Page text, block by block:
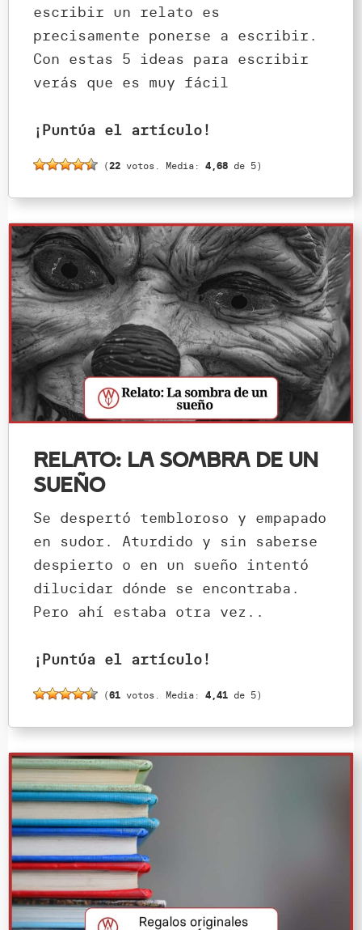
escribir un relato es
precisamente ponerse a escribir.
Con estas 5 ideas para escribir
verás que es muy fácil
¡Puntúa el artículo!
(22 votos. Media: 4,68 de 5)
Relato: La Sombra de un
Sueño
Se despertó tembloroso y empapado
en sudor. Aturdido y sin saberse
despierto o en un sueño intentó
dilucidar dónde se encontraba.
Pero ahí estaba otra vez..
¡Puntúa el artículo!
(61 votos. Media: 4,41 de 5)